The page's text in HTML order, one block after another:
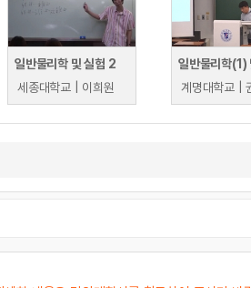
일반물리학 및 실험 2
세종대학교 | 이희원
일반물리학(1)
계명대학교 |